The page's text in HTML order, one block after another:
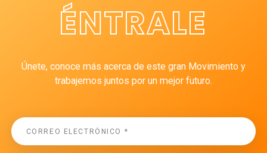
ÉNTRALE
Únete, conoce más acerca de este gran Movimiento y
trabajemos juntos por un mejor futuro.